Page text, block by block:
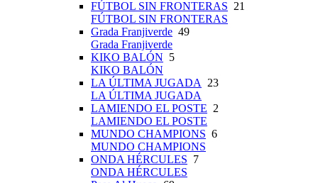
FÚTBOL SIN FRONTERAS 21
FÚTBOL SIN FRONTERAS
Grada Franjiverde 49
Grada Franjiverde
KIKO BALÓN 5
KIKO BALÓN
LA ÚLTIMA JUGADA 23
LA ÚLTIMA JUGADA
LAMIENDO EL POSTE 2
LAMIENDO EL POSTE
MUNDO CHAMPIONS 6
MUNDO CHAMPIONS
ONDA HÉRCULES 7
ONDA HÉRCULES